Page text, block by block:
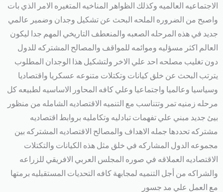
الاجتماعيه العالميه وكذلك الظواهر المناخيه المتغيره الامر الذي بات
واصبح من الضروره الملحه البحث عن تشكيل وجدان وضمير عالمي
جديد في هذه المرحله الصعبه والمنعطف التاريخي المهم جدا ليكون
العالم اكثر مسؤليه وموائمه للمواقف والمصالح المشتركه للدول
دون تغليب مصلحه احد علي الاخر ولتشكيل هذا الوجدان المطلوب
يترتب البحث عن خلق كيانات وتكتلات متنوعه عسكريا واقتصاديا
وسياسيا وعالميا واجتماعيا وعلي كافه المحاور الاساسيه لطبيعه كل
مرحله زمنيه تمر وتتناسب مع التنميه الاقتصاديه الشامله من منظور
بيئ جديد مبني علي تفهمات تبادليه وتكامليه بروابط اقتصاديه
مشتركه تحددها جمله الاهداف والمصالح الاقتصاديه المشتركه بين
مجموعه الدول المشاركه في خلق مثل هذه الكيانات والتكتلات
الاقتصاديه العملاقه في صوره المجلس العربي الافريقي للزراعه
والشراكه من أجل التنميه لمجابهة كافه التحديات المستقبليه برمتها
مع العمل علي مد جسور